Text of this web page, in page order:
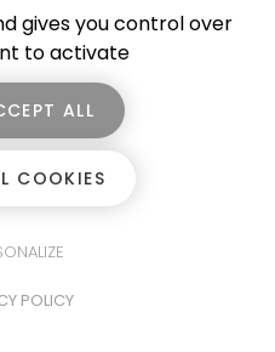
+
de climatisation à
dans l'ouest lyonnais
-Liens utiles
de Devis
gives you control over
to activate
ALL
COOKIES
POLICY